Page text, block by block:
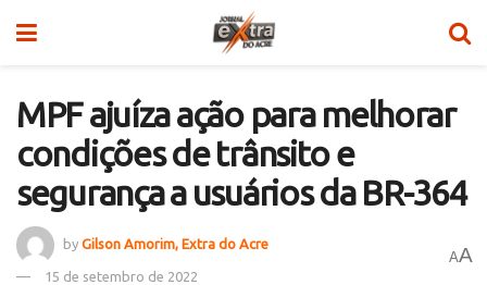
MPF ajuíza ação para melhorar
condições de trânsito e
segurança a usuários da BR-364
by Gilson Amorim, Extra do Acre
15 de setembro de 2022
AA